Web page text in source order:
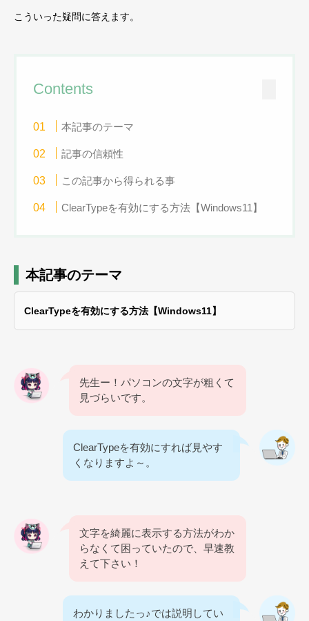
こういった疑問に答えます。
Contents
本記事のテーマ
記事の信頼性
この記事から得られる事
ClearTypeを有効にする方法【Windows11】
本記事のテーマ
ClearTypeを有効にする方法【Windows11】
先生ー！パソコンの文字が粗くて
見づらいです。
ClearTypeを有効にすれば見やす
くなりますよ～。
文字を綺麗に表示する方法がわか
らなくて困っていたので、早速教
えて下さい！
わかりましたっ♪では説明してい